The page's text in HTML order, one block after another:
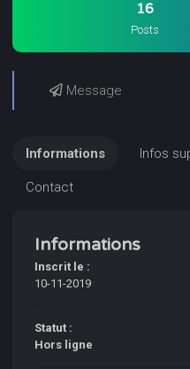
16
Posts
Message
Informations Infos
Contact
Informations
Inscrit le :
10-11-2019
Statut :
Hors ligne